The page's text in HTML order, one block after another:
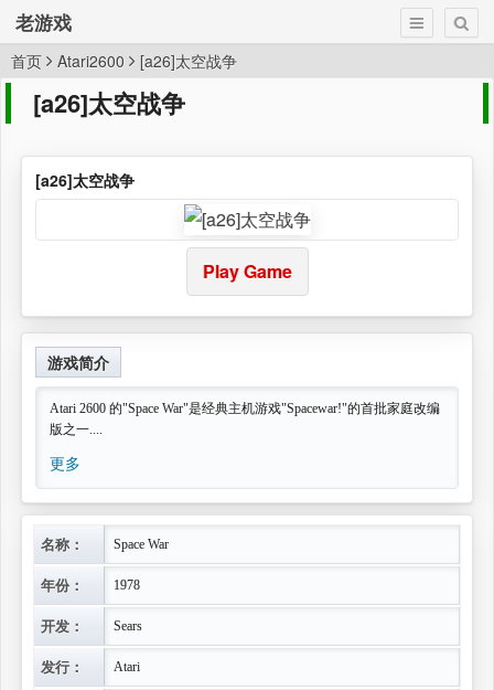
老游戏
首页 Atari2600 [a26]太空战争
[a26]太空战争
[a26]太空战争
Play Game
游戏简介
Atari 2600 的"Space War"是经典主机游戏"Spacewar!"的首批家庭改编
版之一....
更多
名称： Space War
年份： 1978
开发： Sears
发行： Atari